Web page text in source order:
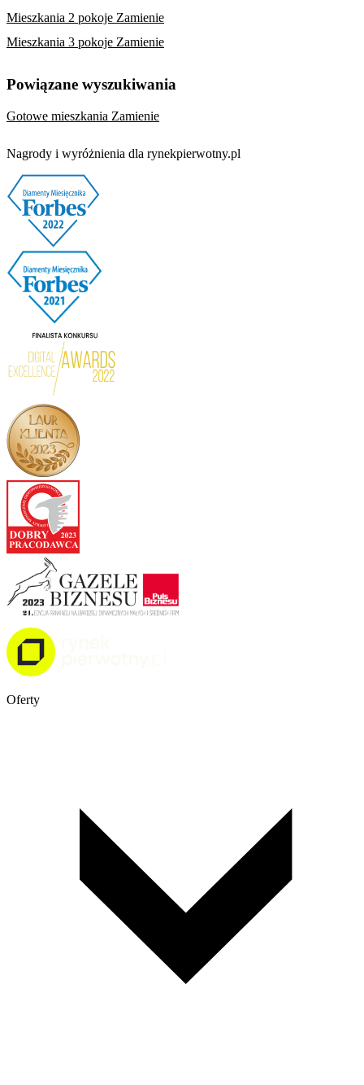
Mieszkania 2 pokoje Zamienie
Mieszkania 3 pokoje Zamienie
Powiązane wyszukiwania
Gotowe mieszkania Zamienie
Nagrody i wyróżnienia dla rynekpierwotny.pl
Oferty